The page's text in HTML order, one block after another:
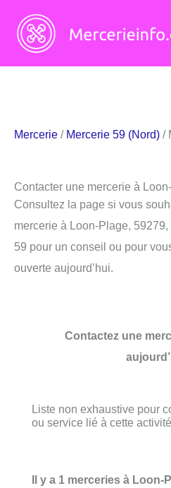
contenu
Mercerie / Mercerie 59 (Nord) /
Contacter une mercerie à
Consultez la page si vous
mercerie à Loon-Plage,
59 pour un conseil ou pour
ouverte aujourd’hui.
Contactez une
Liste non exhaustive pour
ou service lié à cette
Il y a 1 merceries à Loon-